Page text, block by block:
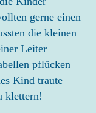
gerne einen
die kleinen
Leiter
pflücken
Kind traute
klettern!